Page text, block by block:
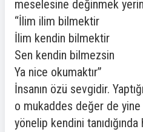
meselesine değinmek
“İlim ilim bilmektir
İlim kendin bilmektir
Sen kendin bilmezsin
Ya nice okumaktır”
İnsanın özü sevgidir.
o mukaddes değer de
yönelip kendini tanıdığında